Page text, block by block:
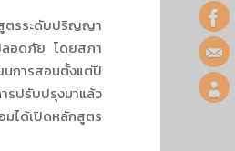
ตรระดับปริญญา
ลอดภัย โดยสภา
นการสอนตั้งแต่ปี
รปรับปรุงมาแล้ว
มได้เปิดหลักสูตร